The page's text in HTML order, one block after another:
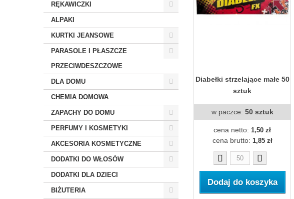
RĘKAWICZKI
ALPAKI
KURTKI JEANSOWE
PARASOLE I PŁASZCZE
PRZECIWDESZCZOWE
DLA DOMU
CHEMIA DOMOWA
ZAPACHY DO DOMU
PERFUMY I KOSMETYKI
AKCESORIA KOSMETYCZNE
DODATKI DO WŁOSÓW
DODATKI DLA DZIECI
BIŻUTERIA
Diabełki strzelające małe 50
sztuk
w paczce: 50 sztuk
cena netto: 1,50 zł
cena brutto: 1,85 zł
Dodaj do koszyka